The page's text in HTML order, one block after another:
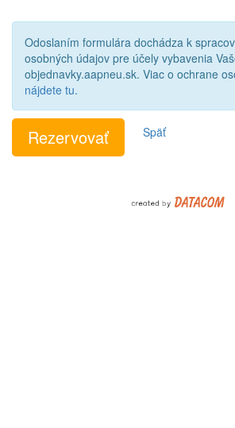
Odoslaním formulára dochádza k
osobných údajov pre účely vybavenia
objednavky.aapneu.sk. Viac o ochrane
nájdete tu.
Späť